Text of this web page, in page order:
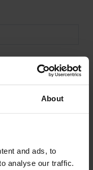
About
and ads, to
analyse our traffic.
Konto, das Ihnen